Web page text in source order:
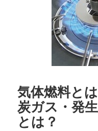
気体燃料と
炭ガス・発
とは？